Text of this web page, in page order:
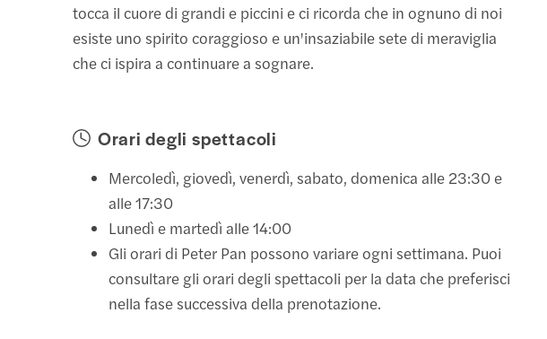
tocca il cuore di grandi e piccini e ci ricorda che in ognuno di noi
esiste uno spirito coraggioso e un'insaziabile sete di meraviglia
che ci ispira a continuare a sognare.
Orari degli spettacoli
Mercoledì, giovedì, venerdì, sabato, domenica alle 23:30 e
alle 17:30
Lunedì e martedì alle 14:00
Gli orari di Peter Pan possono variare ogni settimana. Puoi
consultare gli orari degli spettacoli per la data che preferisci
nella fase successiva della prenotazione.